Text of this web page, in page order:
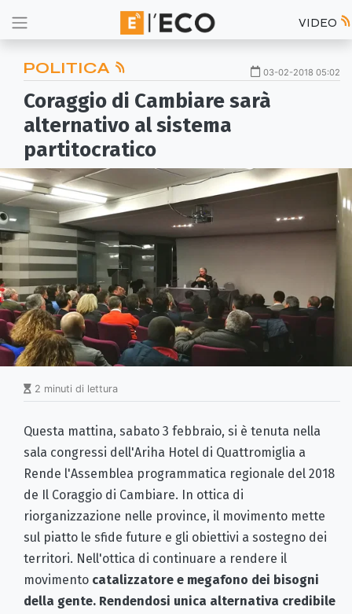
VIDEO
POLITICA 03-02-2018 05:02
Coraggio di Cambiare sarà
alternativo al sistema
partitocratico
2 minuti di lettura
Questa mattina, sabato 3 febbraio, si è tenuta nella
sala congressi dell'Ariha Hotel di Quattromiglia a
Rende l'Assemblea programmatica regionale del 2018
de Il Coraggio di Cambiare. In ottica di
riorganizzazione nelle province, il movimento mette
sul piatto le sfide future e gli obiettivi a sostegno dei
territori. Nell'ottica di continuare a rendere il
movimento catalizzatore e megafono dei bisogni
della gente. Rendendosi unica alternativa credibile